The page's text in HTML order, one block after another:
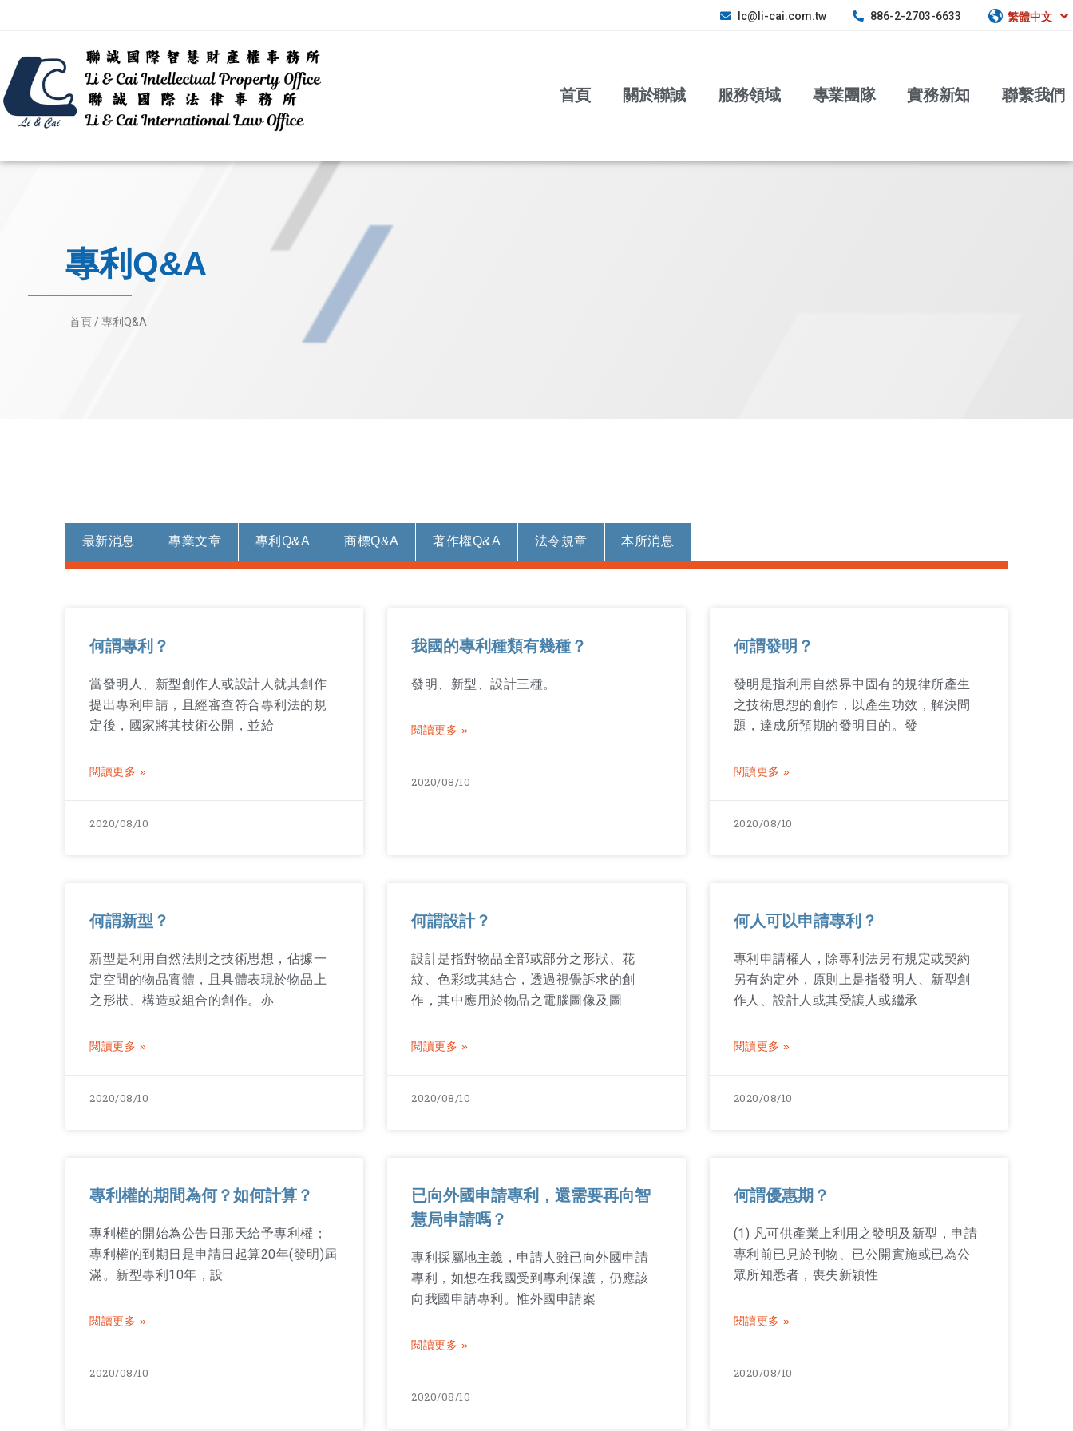
lc@li-cai.com.tw 886-2-2703-6633 繁體中文
首頁 關於聯誠 服務領域 專業團隊 實務新知 聯繫我們
專利Q&A
首頁 / 專利Q&A
最新消息 專業文章 專利Q&A 商標Q&A 著作權Q&A 法令規章 本所消息
何謂專利？
當發明人、新型創作人或設計人就其創作
提出專利申請，且經審查符合專利法的規
定後，國家將其技術公開，並給
閱讀更多 »
2020/08/10
我國的專利種類有幾種？
發明、新型、設計三種。
閱讀更多 »
2020/08/10
何謂發明？
發明是指利用自然界中固有的規律所產生
之技術思想的創作，以產生功效，解決問
題，達成所預期的發明目的。發
閱讀更多 »
2020/08/10
何謂新型？
新型是利用自然法則之技術思想，佔據一
定空間的物品實體，且具體表現於物品上
之形狀、構造或組合的創作。亦
閱讀更多 »
2020/08/10
何謂設計？
設計是指對物品全部或部分之形狀、花
紋、色彩或其結合，透過視覺訴求的創
作，其中應用於物品之電腦圖像及圖
閱讀更多 »
2020/08/10
何人可以申請專利？
專利申請權人，除專利法另有規定或契約
另有約定外，原則上是指發明人、新型創
作人、設計人或其受讓人或繼承
閱讀更多 »
2020/08/10
專利權的期間為何？如何計算？
專利權的開始為公告日那天給予專利權；
專利權的到期日是申請日起算20年(發明)屆
滿。新型專利10年，設
閱讀更多 »
2020/08/10
已向外國申請專利，還需要再向智
慧局申請嗎？
專利採屬地主義，申請人雖已向外國申請
專利，如想在我國受到專利保護，仍應該
向我國申請專利。惟外國申請案
閱讀更多 »
2020/08/10
何謂優惠期？
(1) 凡可供產業上利用之發明及新型，申請
專利前已見於刊物、已公開實施或已為公
眾所知悉者，喪失新穎性
閱讀更多 »
2020/08/10